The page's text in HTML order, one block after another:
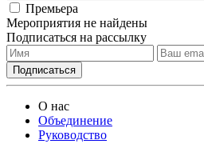
Премьера
Мероприятия не найдены
Подписаться на рассылку
О нас
Объединение
Руководство